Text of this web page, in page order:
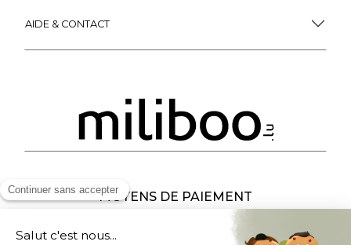
AIDE & CONTACT
MOYENS DE PAIEMENT